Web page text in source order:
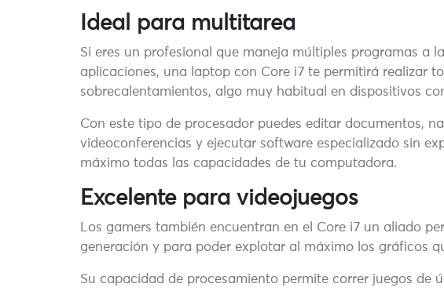
Ideal para multitarea
Si eres un profesional que maneja múltiples programas a
aplicaciones, una laptop con Core i7 te permitirá realizar
sobrecalentamientos, algo muy habitual en dispositivos
Con este tipo de procesador puedes editar documentos,
videoconferencias y ejecutar software especializado sin
máximo todas las capacidades de tu computadora.
Excelente para videojuegos
Los gamers también encuentran en el Core i7 un aliado
generación y para poder explotar al máximo los gráficos
Su capacidad de procesamiento permite correr juegos de